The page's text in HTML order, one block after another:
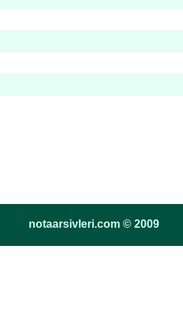
notaarsivleri.com © 2009